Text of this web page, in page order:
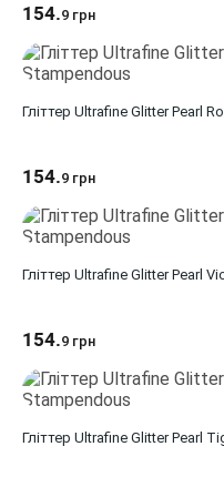
154.9 грн
Гліттер Ultrafine Glitter Pearl
154.9 грн
Гліттер Ultrafine Glitter Pearl
154.9 грн
Гліттер Ultrafine Glitter Pearl